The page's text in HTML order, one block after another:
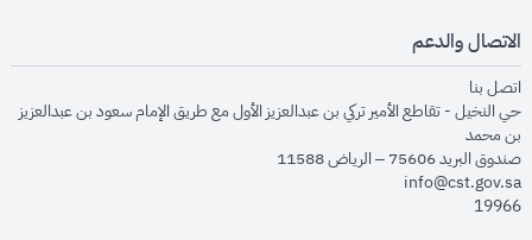
الاتصال والدعم
اتصل بنا
حي النخيل - تقاطع الأمير تركي بن عبدالعزيز الأول مع طريق الإمام سعود بن عبدالعزيز
بن محمد
صندوق البريد 75606 – الرياض 11588
info@cst.gov.sa
19966